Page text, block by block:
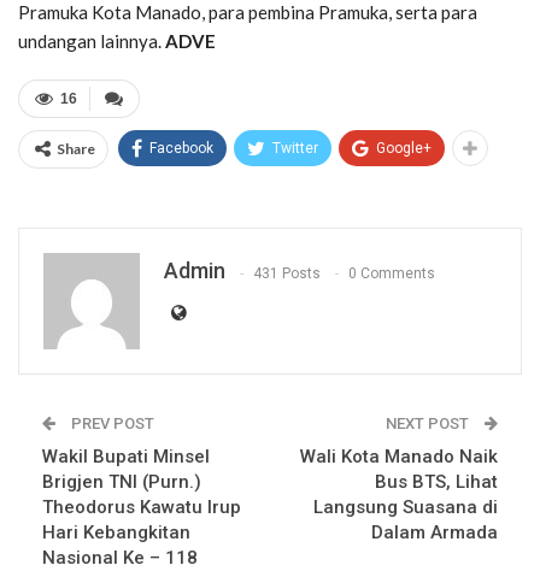
Pramuka Kota Manado, para pembina Pramuka, serta para
undangan lainnya.ADVE
16
Share Facebook Twitter Google+
Admin 431 Posts 0 Comments
PREV POST
Wakil Bupati Minsel
Brigjen TNI (Purn.)
Theodorus Kawatu Irup
Hari Kebangkitan
Nasional Ke – 118
NEXT POST
Wali Kota Manado Naik
Bus BTS, Lihat
Langsung Suasana di
Dalam Armada